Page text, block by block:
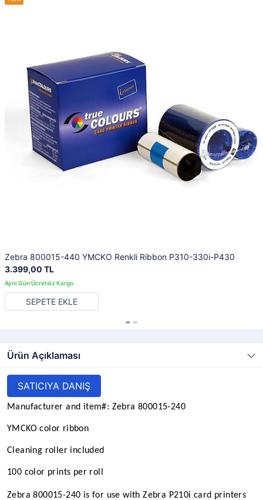
Zebra 800015-440 YMCKO Renkli Ribbon P310-330i-P430
3.399,00 TL
SEPETE EKLE
Ürün Açıklaması
SATICIYA DANIŞ
Manufacturer and item#: Zebra 800015-240
YMCKO color ribbon
Cleaning roller included
100 color prints per roll
Zebra 800015-240 is for use with Zebra P210i card printers